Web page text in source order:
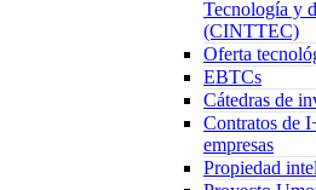
Tecnología y
(CINTTEC)
Oferta
EBTCs
Cátedras de
Contratos de
empresas
Propiedad